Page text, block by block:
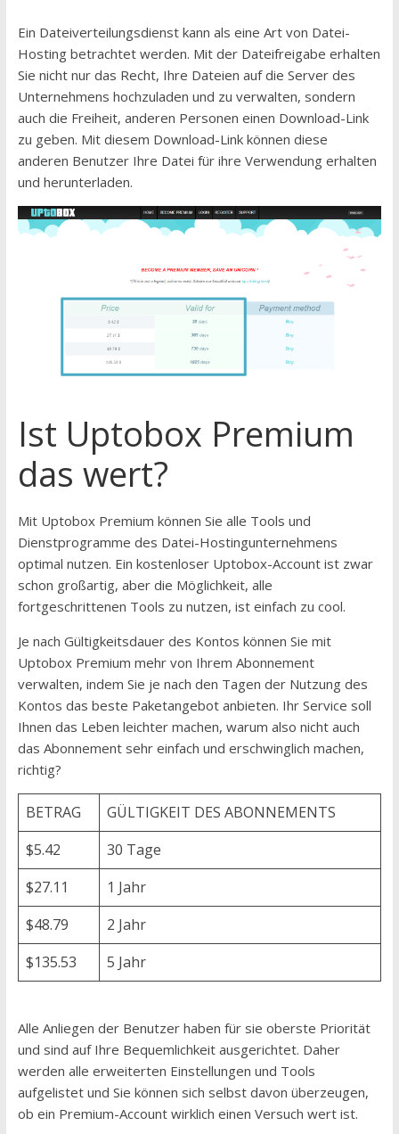
Ein Dateiverteilungsdienst kann als eine Art von Datei-
Hosting betrachtet werden. Mit der Dateifreigabe erhalten
Sie nicht nur das Recht, Ihre Dateien auf die Server des
Unternehmens hochzuladen und zu verwalten, sondern
auch die Freiheit, anderen Personen einen Download-Link
zu geben. Mit diesem Download-Link können diese
anderen Benutzer Ihre Datei für ihre Verwendung erhalten
und herunterladen.
Ist Uptobox Premium
das wert?
Mit Uptobox Premium können Sie alle Tools und
Dienstprogramme des Datei-Hostingunternehmens
optimal nutzen. Ein kostenloser Uptobox-Account ist zwar
schon großartig, aber die Möglichkeit, alle
fortgeschrittenen Tools zu nutzen, ist einfach zu cool.
Je nach Gültigkeitsdauer des Kontos können Sie mit
Uptobox Premium mehr von Ihrem Abonnement
verwalten, indem Sie je nach den Tagen der Nutzung des
Kontos das beste Paketangebot anbieten. Ihr Service soll
Ihnen das Leben leichter machen, warum also nicht auch
das Abonnement sehr einfach und erschwinglich machen,
richtig?
BETRAG
GÜLTIGKEIT DES ABONNEMENTS
$5.42
30 Tage
$27.11
1 Jahr
$48.79
2 Jahr
$135.53
5 Jahr
Alle Anliegen der Benutzer haben für sie oberste Priorität
und sind auf Ihre Bequemlichkeit ausgerichtet. Daher
werden alle erweiterten Einstellungen und Tools
aufgelistet und Sie können sich selbst davon überzeugen,
ob ein Premium-Account wirklich einen Versuch wert ist.